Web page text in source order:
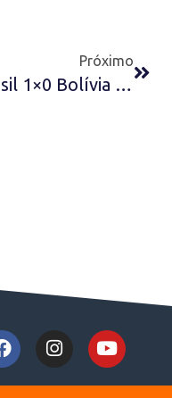
Próximo
Brasil 1×0 Bolívia No Sul-Americano Sub-20 De 1979